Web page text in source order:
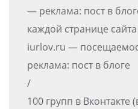
— реклама: пост в
каждой странице сайта
iurlov.ru —
реклама: пост в блоге
/
100 групп в Вконтакте